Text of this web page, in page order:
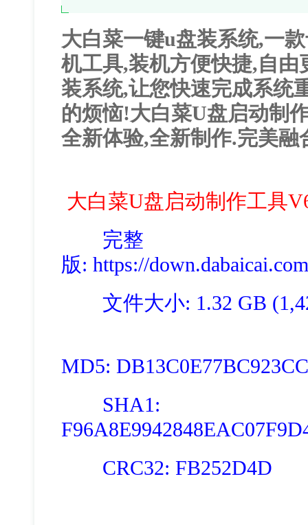
大白菜一键u盘装系统,一
机工具,装机方便快捷,自
装系统,让您快速完成系统
的烦恼!大白菜U盘启动制
全新体验,全新制作.完美融
大白菜U盘启动制作工具
完整
版: https://
文件大小: 1.32 GB
MD5:
SHA1:
CRC32: FB252D4D